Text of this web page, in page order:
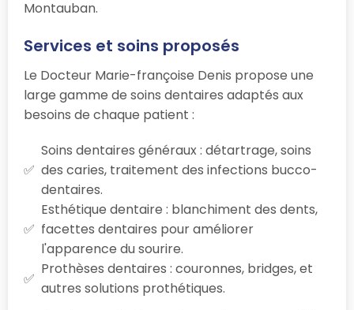
Montauban.
Services et soins proposés
Le Docteur Marie-françoise Denis propose une
large gamme de soins dentaires adaptés aux
besoins de chaque patient :
Soins dentaires généraux : détartrage, soins
des caries, traitement des infections bucco-
dentaires.
Esthétique dentaire : blanchiment des dents,
facettes dentaires pour améliorer
l'apparence du sourire.
Prothèses dentaires : couronnes, bridges, et
autres solutions prothétiques.